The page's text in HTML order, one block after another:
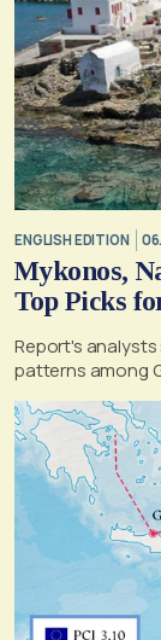
ENGLISH EDITION
Mykonos,
Top Picks
Report's
patterns among